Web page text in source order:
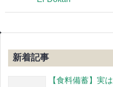
新着記事
【食料備蓄】実